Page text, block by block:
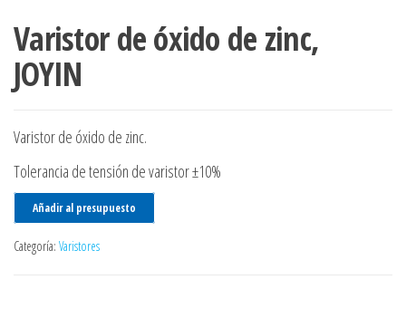
Varistor de óxido de zinc,
JOYIN
Varistor de óxido de zinc.
Tolerancia de tensión de varistor ±10%
Añadir al presupuesto
Categoría: Varistores